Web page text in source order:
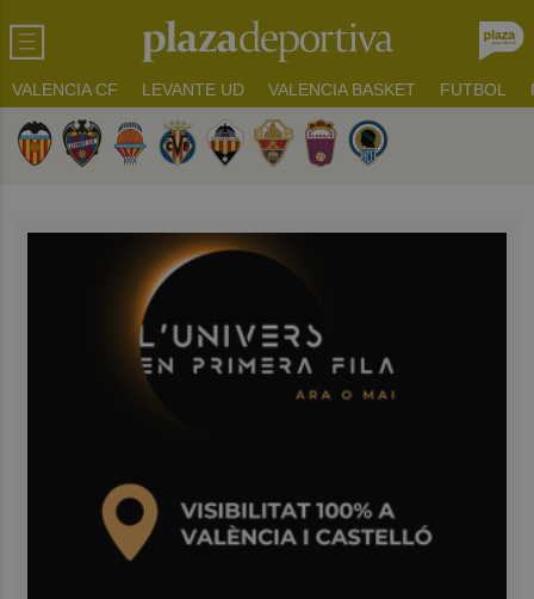
VALENCIA CF LEVANTE UD VALENCIA BASKET FUTBOL